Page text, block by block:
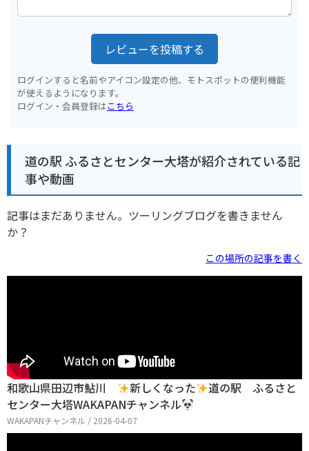
レビューを投稿する
ログインすると名前やアイコン設定の他、モトスポットの便利機能
が使えるようになります。
ログイン・会員登録はこちら
道の駅 ふるさとセンター大塔が紹介されている記
事や動画
記事はまだありません。ツーリングブログを書きません
か？
この場所の記事を書く
和歌山県田辺市鮎川 新しくなった
道の駅 ふるさと
センター大塔WAKAPANチャンネル
WAKAPANチャンネル / 2026-04-07